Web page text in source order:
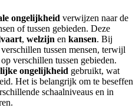
ongelijkheid verwijzen naar de
of tussen gebieden. Deze
, welzijn en kansen. Bij
tussen mensen, terwijl
verschillen tussen gebieden.
ongelijkheid gebruikt, wat
Het is belangrijk om te beseffen
schaalniveaus en in